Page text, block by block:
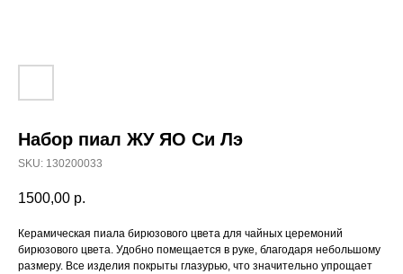
Набор пиал ЖУ ЯО Си Лэ
SKU: 130200033
1500,00 р.
Керамическая пиала бирюзового цвета для чайных церемоний
бирюзового цвета. Удобно помещается в руке, благодаря небольшому
размеру. Все изделия покрыты глазурью, что значительно упрощает